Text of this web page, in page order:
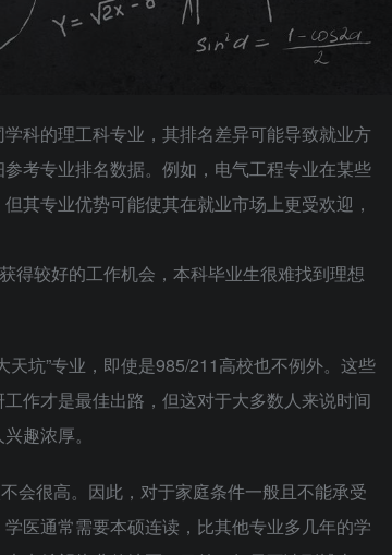
科的理工科专业，其排名差异可能导致就业方
考专业排名数据。例如，电气工程专业在某些
其专业优势可能使其在就业市场上更受欢迎，
得较好的工作机会，本科毕业生很难找到理想
坑”专业，即使是985/211高校也不例外。这些
作才是最佳出路，但这对于大多数人来说时间
趣浓厚。
会很高。因此，对于家庭条件一般且不能承受
医通常需要本硕连读，比其他专业多几年的学